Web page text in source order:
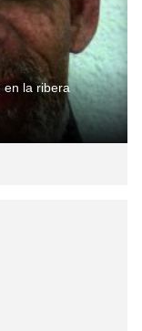
en la ribera